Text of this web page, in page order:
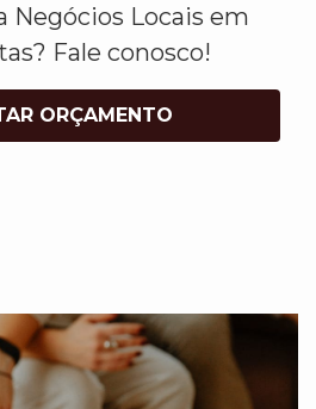
Negócios Locais em
Fale conosco!
ORÇAMENTO